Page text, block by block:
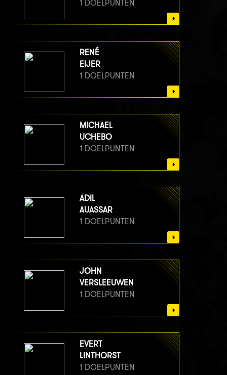
1 DOELPUNTEN
RENÉ
EIJER
1 DOELPUNTEN
MICHAEL
UCHEBO
1 DOELPUNTEN
ADIL
AUASSAR
1 DOELPUNTEN
JOHN
VERSLEEUWEN
1 DOELPUNTEN
EVERT
LINTHORST
1 DOELPUNTEN